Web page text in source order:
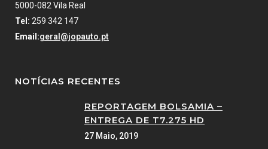
5000-082 Vila Real
Tel: 259 342 147
Email:geral@jopauto.pt
NOTÍCIAS RECENTES
REPORTAGEM BOLSAMIA –
ENTREGA DE T7.275 HD
27 Maio, 2019